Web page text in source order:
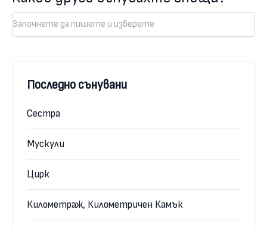
Последно сънувани
Сестра
Мускули
Цирк
Километраж, Километричен Камък